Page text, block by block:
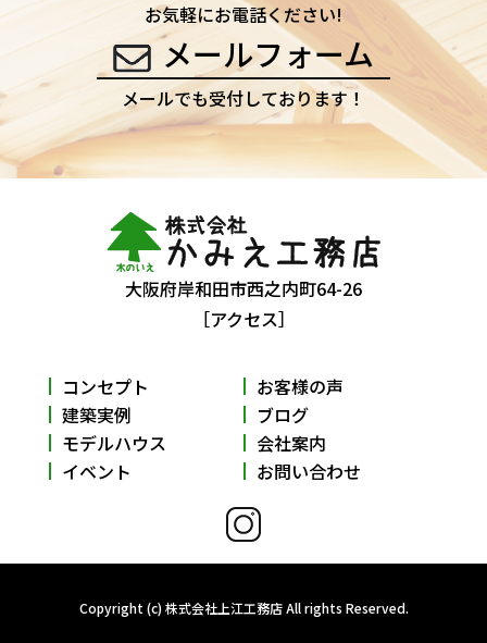
お気軽にお電話ください!
メールフォーム
メールでも受付しております！
大阪府岸和田市西之内町64-26
［アクセス］
コンセプト
建築実例
モデルハウス
イベント
お客様の声
ブログ
会社案内
お問い合わせ
Copyright (c) 株式会社上江工務店 All rights Reserved.